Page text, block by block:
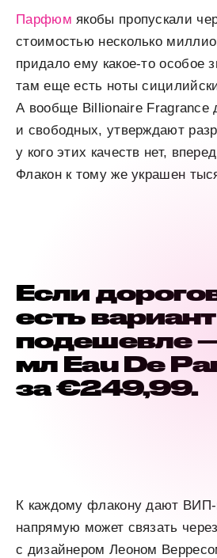
Парфюм якобы пропускали
стоимостью несколько
придало ему какое-то особое
там еще есть ноты
А вообще Billionaire Fragrance
и свободных, утверждают
у кого этих качеств нет,
Флакон к тому же украшен
Если
есть вариант
подешевле
мл Eau De
за €249,99.
К каждому флакону дают ВИП-
напрямую может связать
с дизайнером Леоном